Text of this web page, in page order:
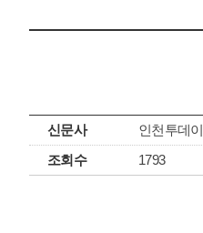
신문사 인천투데이
조회수
1793